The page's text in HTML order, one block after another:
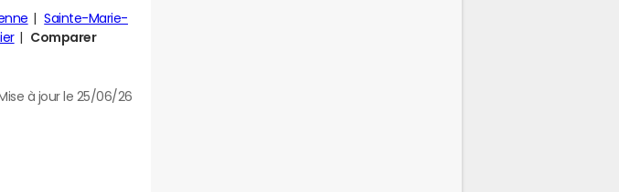
Sainte-Marie-
Comparer
Mise à jour le 25/06/26